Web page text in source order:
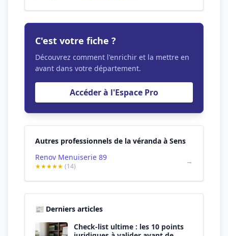
C'est votre fiche ?
Découvrez comment l'enrichir et la mettre en
avant dans votre département.
Accéder à l'Espace Pro
Autres professionnels de la véranda à Sens
Renov Menuiserie 89
★★★★★ (14)
→
📰 Derniers articles
Check-list ultime : les 10 points